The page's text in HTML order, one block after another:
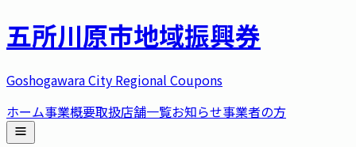
五所川原市地域振興券
Goshogawara City Regional Coupons
ホーム事業概要取扱店舗一覧お知らせ事業者の方